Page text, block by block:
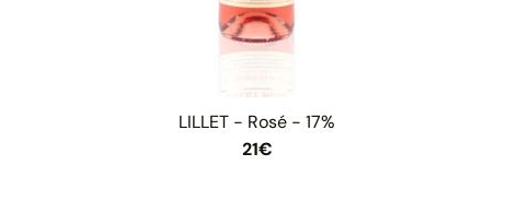
LILLET - Rosé - 17%
21€